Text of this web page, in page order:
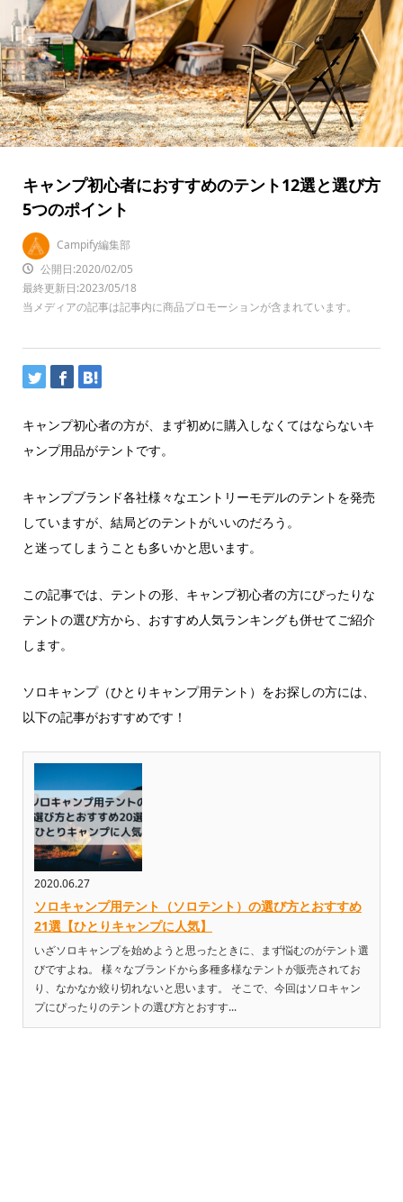
キャンプ初心者におすすめのテント12選と選び方
5つのポイント
Campify編集部
公開日:2020/02/05
最終更新日:2023/05/18
当メディアの記事は記事内に商品プロモーションが含まれています。
キャンプ初心者の方が、まず初めに購入しなくてはならないキ
ャンプ用品がテントです。
キャンプブランド各社様々なエントリーモデルのテントを発売
していますが、結局どのテントがいいのだろう。
と迷ってしまうことも多いかと思います。
この記事では、テントの形、キャンプ初心者の方にぴったりな
テントの選び方から、おすすめ人気ランキングも併せてご紹介
します。
ソロキャンプ（ひとりキャンプ用テント）をお探しの方には、
以下の記事がおすすめです！
2020.06.27
ソロキャンプ用テント（ソロテント）の選び方とおすすめ
21選【ひとりキャンプに人気】
いざソロキャンプを始めようと思ったときに、まず悩むのがテント選
びですよね。 様々なブランドから多種多様なテントが販売されてお
り、なかなか絞り切れないと思います。 そこで、今回はソロキャン
プにぴったりのテントの選び方とおすす...